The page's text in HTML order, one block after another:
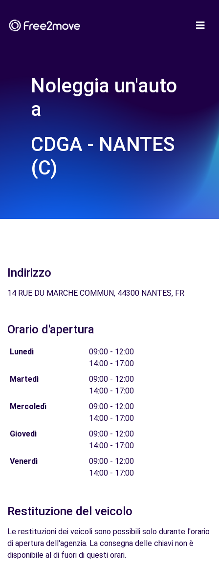
Noleggia un'auto
a
CDGA - NANTES
(C)
Indirizzo
14 RUE DU MARCHE COMMUN, 44300 NANTES, FR
Orario d'apertura
Lunedì
09:00 - 12:00
14:00 - 17:00
Martedì
09:00 - 12:00
14:00 - 17:00
Mercoledì
09:00 - 12:00
14:00 - 17:00
Giovedì
09:00 - 12:00
14:00 - 17:00
Venerdì
09:00 - 12:00
14:00 - 17:00
Restituzione del veicolo
Le restituzioni dei veicoli sono possibili solo durante l'orario
di apertura dell'agenzia. La consegna delle chiavi non è
disponibile al di fuori di questi orari.